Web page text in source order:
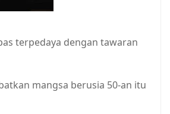
terpedaya dengan tawaran
mangsa berusia 50-an itu